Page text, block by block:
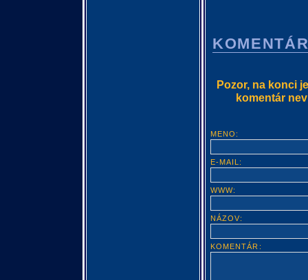
Pozor, na konci
komentár
MENO:
E-MAIL:
WWW:
NÁZOV:
KOMENTÁR: